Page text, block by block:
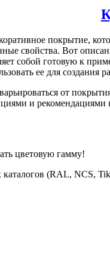
покрытие,
свойства. Вот
собой готовую к
ее для создания
от
и
цветовую гамму!
каталогов (RAL, NCS,